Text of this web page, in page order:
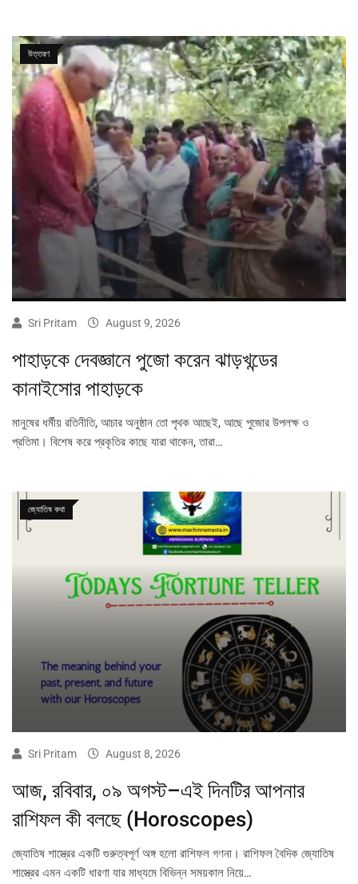
উত্তরণ
Sri Pritam August 9, 2026
পাহাড়কে দেবজ্ঞানে পুজো করেন ঝাড়খন্ডের
কানাইসোর পাহাড়কে
মানুষের ধৰ্মীয় রতিনীতি, আচার অনুষ্ঠান তো পৃথক আছেই, আছে পুজোর উপলক্ষ ও
প্রতিমা। বিশেষ করে প্রকৃতির কাছে যারা থাকেন, তারা…
জ্যোতিষ কথা
Sri Pritam August 8, 2026
আজ, রবিবার, ০৯ অগস্ট–এই দিনটির আপনার
রাশিফল কী বলছে (Horoscopes)
জ্যোতিষ শাস্ত্রের একটি গুরুত্বপূর্ণ অঙ্গ হলো রাশিফল গণনা। রাশিফল বৈদিক জ্যোতিষ
শাস্ত্রের এমন একটি ধারণা যার মাধ্যমে বিভিন্ন সময়কাল নিয়ে…